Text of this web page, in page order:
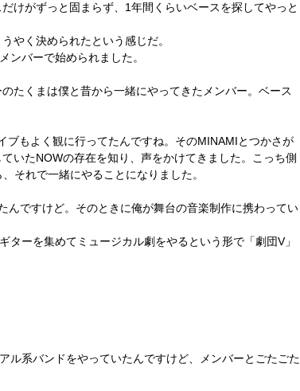
けがずっと固まらず、1年間くらいベースを探してやっと
やく決められたという感じだ。
ンバーで始められました。
たくまは僕と昔から一緒にやってきたメンバー。ベース
ブもよく観に行ってたんですね。そのMINAMIとつかさが
いたNOWの存在を知り、声をかけてきました。こっち側
それで一緒にやることになりました。
んですけど。そのときに俺が舞台の音楽制作に携わってい
ーを集めてミュージカル劇をやるという形で「劇団V」
ル系バンドをやっていたんですけど、メンバーとごたごた